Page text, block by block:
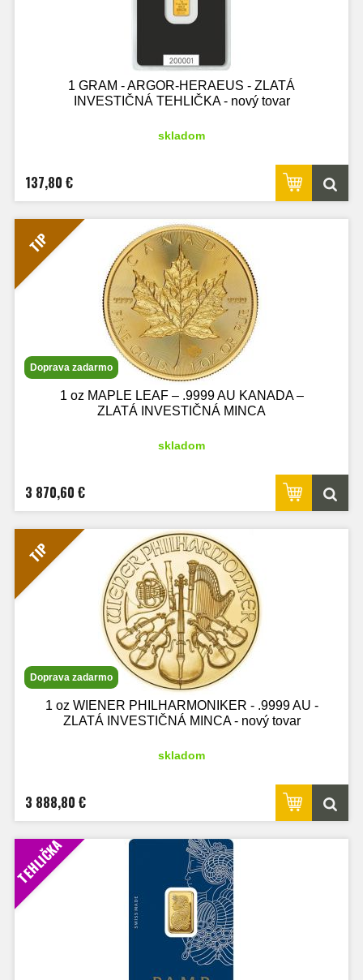
1 GRAM - ARGOR-HERAEUS - ZLATÁ
INVESTIČNÁ TEHLIČKA - nový tovar
skladom
137,80 €
TIP
Doprava zadarmo
1 oz MAPLE LEAF – .9999 AU KANADA –
ZLATÁ INVESTIČNÁ MINCA
skladom
3 870,60 €
TIP
Doprava zadarmo
1 oz WIENER PHILHARMONIKER - .9999 AU -
ZLATÁ INVESTIČNÁ MINCA - nový tovar
skladom
3 888,80 €
TEHLIČKA